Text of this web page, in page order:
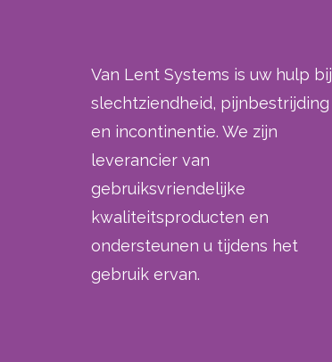
Van Lent Systems is uw hulp bij
slechtziendheid, pijnbestrijding
en incontinentie. We zijn
leverancier van
gebruiksvriendelijke
kwaliteitsproducten en
ondersteunen u tijdens het
gebruik ervan.